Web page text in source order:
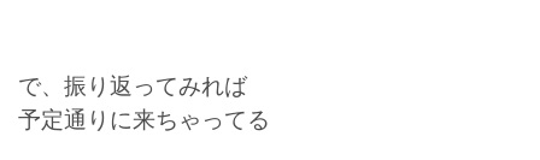
で、振り返ってみれば
予定通りに来ちゃってる